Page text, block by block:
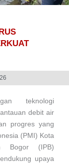
teknologi
debit air
progres yang
(PMI) Kota
Bogor (IPB)
upaya